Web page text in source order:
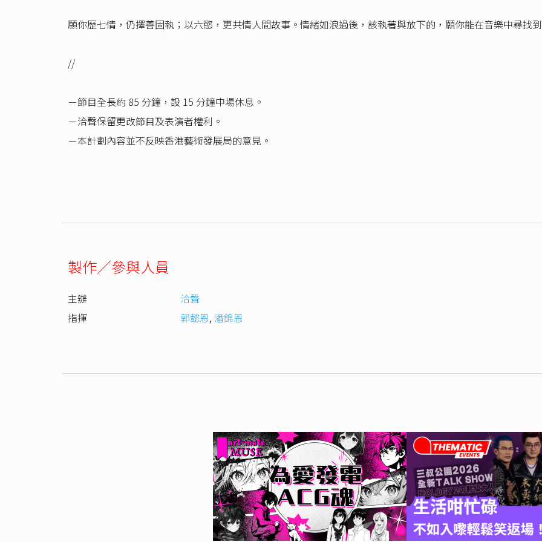
願你歷七情，仍擇善固執；以六慾，更共情人間故事。情緒如浪過後，該執著與放下的，願你能在音樂中尋找
//
－節目全長約 85 分鐘，設 15 分鐘中場休息。
－洽聲保留更改節目及表演者權利。
－本計劃內容並不反映香港藝術發展局的意見。
製作／參與人員
主辦
洽聲
指揮
郭懿恩, 潘錦恩